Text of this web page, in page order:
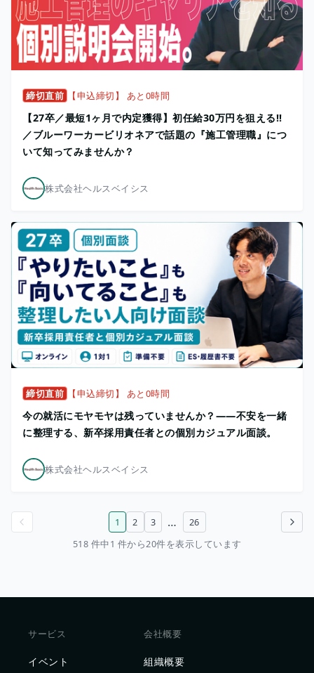
締切直前 【申込締切】 あと0時間
【27卒／最短1ヶ月で内定獲得】初任給30万円を狙える!!
／ブルーワーカービリオネアで話題の『施工管理職』につ
いて知ってみませんか？
株式会社ヘルスベイシス
締切直前 【申込締切】 あと0時間
今の就活にモヤモヤは残っていませんか？——不安を一緒
に整理する、新卒採用責任者との個別カジュアル面談。
株式会社ヘルスベイシス
次のページ
1 2 3 …
26
518 件中1 件から20件を表示しています
サービス
イベント
会社概要
組織概要